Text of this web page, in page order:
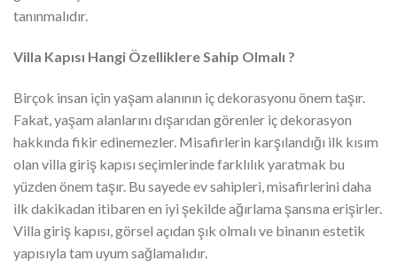
tanınmalıdır.
Villa Kapısı Hangi Özelliklere Sahip Olmalı ?
Birçok insan için yaşam alanının iç dekorasyonu önem taşır.
Fakat, yaşam alanlarını dışarıdan görenler iç dekorasyon
hakkında fikir edinemezler. Misafirlerin karşılandığı ilk kısım
olan villa giriş kapısı seçimlerinde farklılık yaratmak bu
yüzden önem taşır. Bu sayede ev sahipleri, misafirlerini daha
ilk dakikadan itibaren en iyi şekilde ağırlama şansına erişirler.
Villa giriş kapısı, görsel açıdan şık olmalı ve binanın estetik
yapısıyla tam uyum sağlamalıdır.